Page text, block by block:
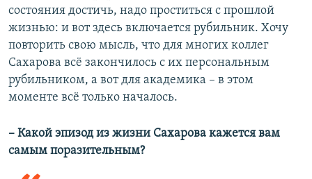
состояния достичь, надо проститься с прошлой
жизнью: и вот здесь включается рубильник. Хочу
повторить свою мысль, что для многих коллег
Сахарова всё закончилось с их персональным
рубильником, а вот для академика – в этом
моменте всё только началось.
–​ Какой эпизод из жизни Сахарова кажется вам
самым поразительным?